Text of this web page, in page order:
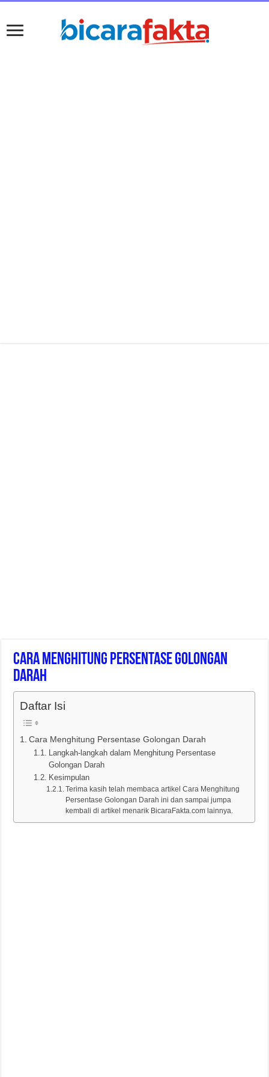
Cara Menghitung Persentase Golongan
Darah
Daftar Isi
Cara Menghitung Persentase Golongan Darah
Langkah-langkah dalam Menghitung Persentase
Golongan Darah
Kesimpulan
Terima kasih telah membaca artikel Cara Menghitung
Persentase Golongan Darah ini dan sampai jumpa
kembali di artikel menarik BicaraFakta.com lainnya.